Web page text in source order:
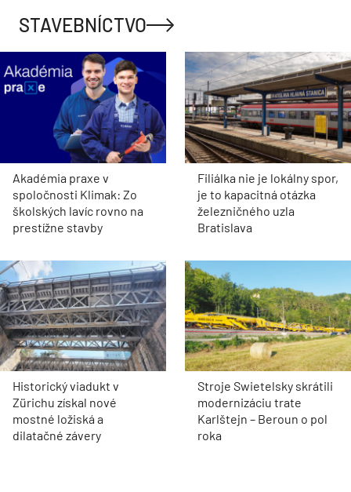
STAVEBNÍCTVO
Akadémia praxe v
spoločnosti Klimak: Zo
školských lavíc rovno na
prestížne stavby
Filiálka nie je lokálny spor,
je to kapacitná otázka
železničného uzla
Bratislava
Historický viadukt v
Zürichu získal nové
mostné ložiská a
dilatačné závery
Stroje Swietelsky skrátili
modernizáciu trate
Karlštejn – Beroun o pol
roka